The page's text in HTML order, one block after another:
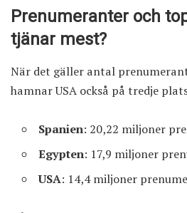
Prenumeranter och
tjänar mest?
När det gäller antal
hamnar USA också på tredje
Spanien: 20,22 miljoner
Egypten: 17,9 miljoner
USA: 14,4 miljoner